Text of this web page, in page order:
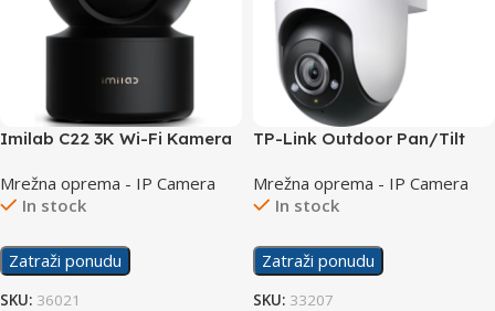
Imilab C22 3K Wi-Fi Kamera
Mrežna oprema - IP Camera
In stock
Zatraži ponudu
SKU: 36021
TP-Link Outdoor Pan/Tilt
Mrežna oprema - IP Camera
In stock
Zatraži ponudu
SKU: 33207